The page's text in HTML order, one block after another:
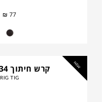
₪ 77
NEW קרש חיתוך CUT-IT 34
RIG TIG